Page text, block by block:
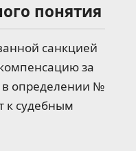
понятия
санкцией
за
в определении №
к судебным